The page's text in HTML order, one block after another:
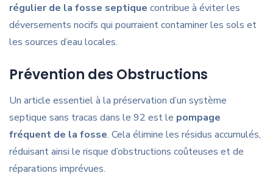
régulier de la fosse septique contribue à éviter les
déversements nocifs qui pourraient contaminer les sols et
les sources d’eau locales.
Prévention des Obstructions
Un article essentiel à la préservation d’un système
septique sans tracas dans le 92 est le pompage
fréquent de la fosse. Cela élimine les résidus accumulés,
réduisant ainsi le risque d’obstructions coûteuses et de
réparations imprévues.